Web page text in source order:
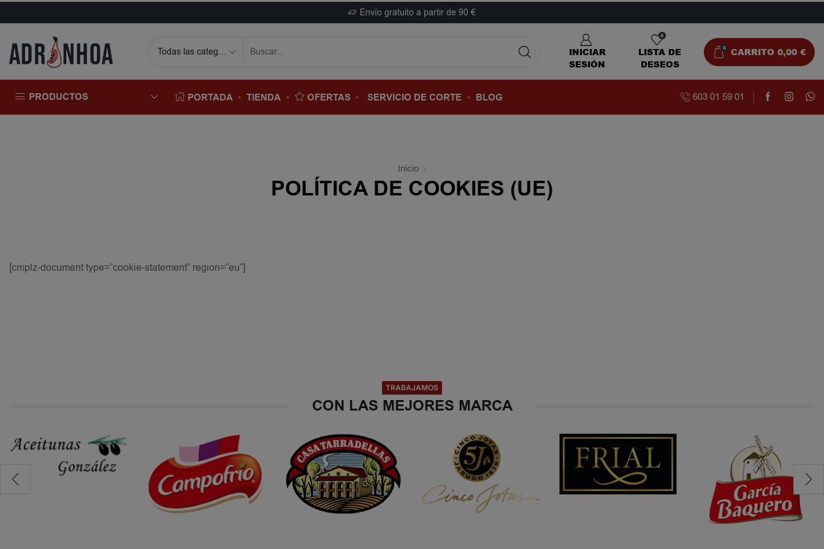
Envío gratuito a partir de 90 €
INICIAR
SESIÓN
0
LISTA DE
DESEOS
0 CARRITO 0,00 €
PRODUCTOS PORTADA TIENDA OFERTAS SERVICIO DE CORTE BLOG 603 01 59 01
Inicio
POLÍTICA DE COOKIES (UE)
[cmplz-document type=”cookie-statement” region=”eu”]
TRABAJAMOS
CON LAS MEJORES MARCA